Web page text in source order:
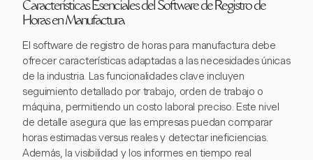
Características Esenciales del Software de Registro de
Horas en Manufactura
El software de registro de horas para manufactura debe
ofrecer características adaptadas a las necesidades únicas
de la industria. Las funcionalidades clave incluyen
seguimiento detallado por trabajo, orden de trabajo o
máquina, permitiendo un costo laboral preciso. Este nivel
de detalle asegura que las empresas puedan comparar
horas estimadas versus reales y detectar ineficiencias.
Además, la visibilidad y los informes en tiempo real